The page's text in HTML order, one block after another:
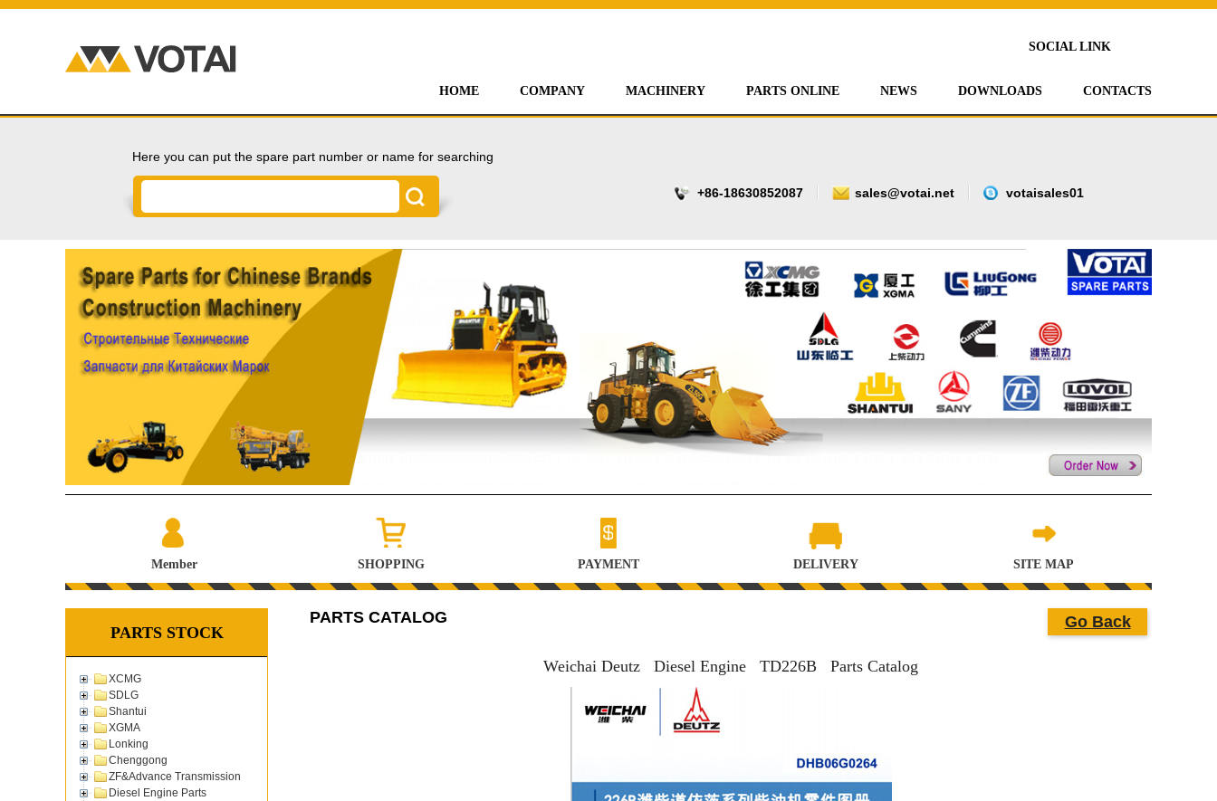
SOCIAL LINK
HOME COMPANY MACHINERY PARTS ONLINE NEWS DOWNLOADS CONTACTS
Here you can put the spare part number or name for searching
+86-18630852087 sales@votai.net votaisales01
Member SHOPPING PAYMENT DELIVERY SITE MAP
PARTS STOCK
XCMG
SDLG
Shantui
XGMA
Lonking
Chenggong
ZF&Advance Transmission
Diesel Engine Parts
PARTS CATALOG Go Back
Weichai Deutz Diesel Engine TD226B Parts Catalog